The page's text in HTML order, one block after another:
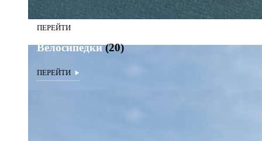
Велосипедки (20)
Велосипедки(20)